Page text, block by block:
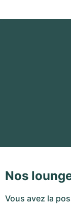
Nos
Vous avez la